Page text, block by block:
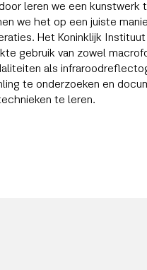
leren we een
we het op een juiste
Het Koninklijk
gebruik van zowel
als
te onderzoeken en
te leren.